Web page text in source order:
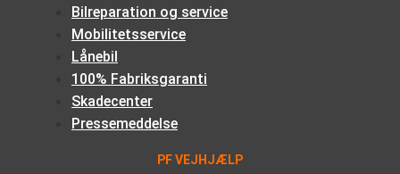
Bilreparation og service
Mobilitetsservice
Lånebil
100% Fabriksgaranti
Skadecenter
Pressemeddelse
PF VEJHJÆLP